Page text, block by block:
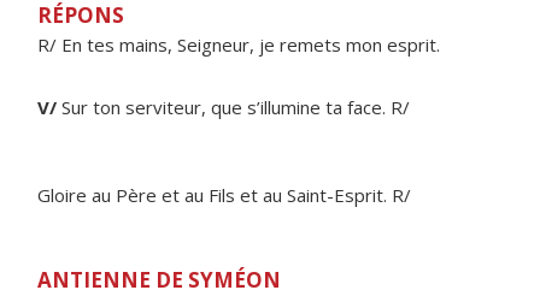
RÉPONS
R/ En tes mains, Seigneur, je remets mon esprit.
V/ Sur ton serviteur, que s’illumine ta face. R/
Gloire au Père et au Fils et au Saint-Esprit. R/
ANTIENNE DE SYMÉON